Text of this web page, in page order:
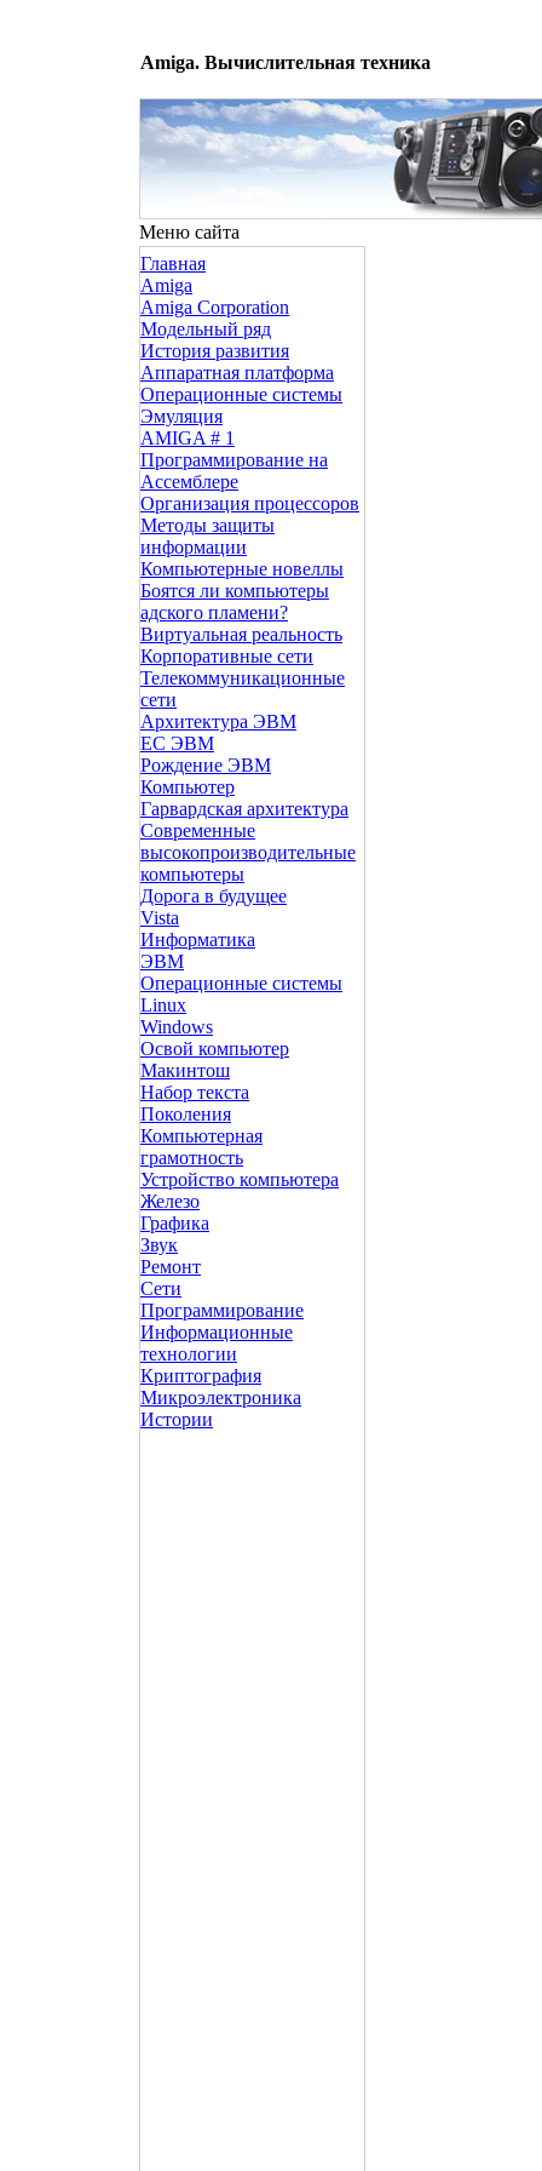
Amiga. Вычислительная техника
Меню сайта
Главная
Amiga
Amiga Corporation
Модельный ряд
История развития
Аппаратная платформа
Операционные системы
Эмуляция
AMIGA # 1
Программирование на
Ассемблере
Организация процессоров
Методы защиты
информации
Компьютерные новеллы
Боятся ли компьютеры
адского пламени?
Виртуальная реальность
Корпоративные сети
Телекоммуникационные
сети
Архитектура ЭВМ
ЕС ЭВМ
Рождение ЭВМ
Компьютер
Гарвардская архитектура
Современные
высокопроизводительные
компьютеры
Дорога в будущее
Vista
Инфоpматика
ЭВМ
Операционные системы
Linux
Windows
Освой компьютер
Макинтош
Набор текста
Поколения
Компьютерная
грамотность
Устройство компьютера
Железо
Графика
Звук
Ремонт
Сети
Программирование
Информационные
технологии
Криптография
Микроэлектроника
Истории